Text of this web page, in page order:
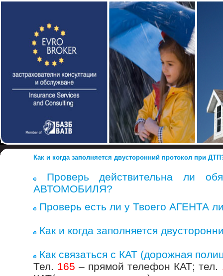
Как и когда заполняется двусторонний протокол при
Проверь действительна ли
АВТОМОБИЛЯ?
Проверь есть ли у Твоего АГЕНТА
Как и когда заполняется
Как связаться с КАТ (дорожная
Тел. 165– прямой телефон КАТ; тел.